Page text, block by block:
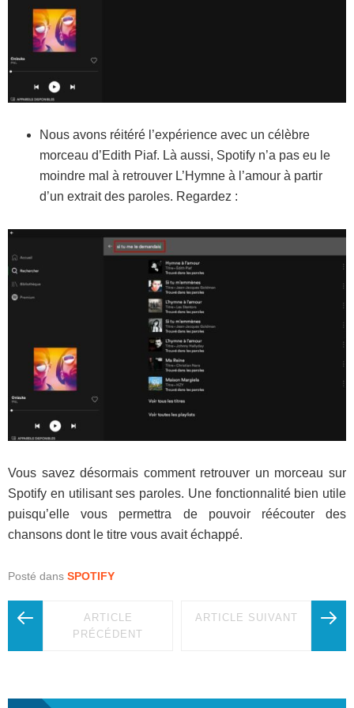
Nous avons réitéré l’expérience avec un célèbre
morceau d’Edith Piaf. Là aussi, Spotify n’a pas eu le
moindre mal à retrouver L’Hymne à l’amour à partir
d’un extrait des paroles. Regardez :
Vous savez désormais comment retrouver un morceau sur
Spotify en utilisant ses paroles. Une fonctionnalité bien utile
puisqu’elle vous permettra de pouvoir réécouter des
chansons dont le titre vous avait échappé.
Posté dans SPOTIFY
ARTICLE
PRÉCÉDENT
ARTICLE SUIVANT